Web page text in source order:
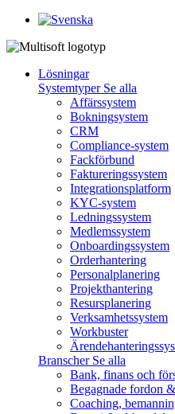
Lösningar
Systemtyper Se alla
Affärssystem
Bokningsystem
CRM
Compliance-system
Fackförbund
Faktureringssystem
Integrationsplatform
KYC-system
Ledningssystem
Medlemssystem
Onboardingssystem
Orderhantering
Personalplanering
Projekthantering
Resursplanering
Verksamhetssystem
Workbuster
Branscher Se alla
Bank, finans och
Begagnade fordon
Coaching,